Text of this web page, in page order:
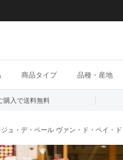
商品タイプ 品種・産地
購入で送料無料
ュ・デ・ペール ヴァン・ド・ペイ・